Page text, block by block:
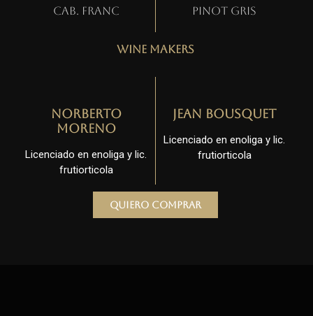
Cab. Franc Pinot gris
Wine Makers
Norberto
Moreno
Licenciado en enoliga y lic.
frutiorticola
Jean Bousquet
Licenciado en enoliga y lic.
frutiorticola
Quiero comprar